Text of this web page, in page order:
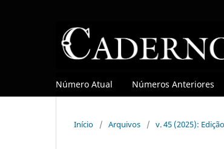
Número Atual Números Anteriores
Início / Arquivos / v. 45 (2025):